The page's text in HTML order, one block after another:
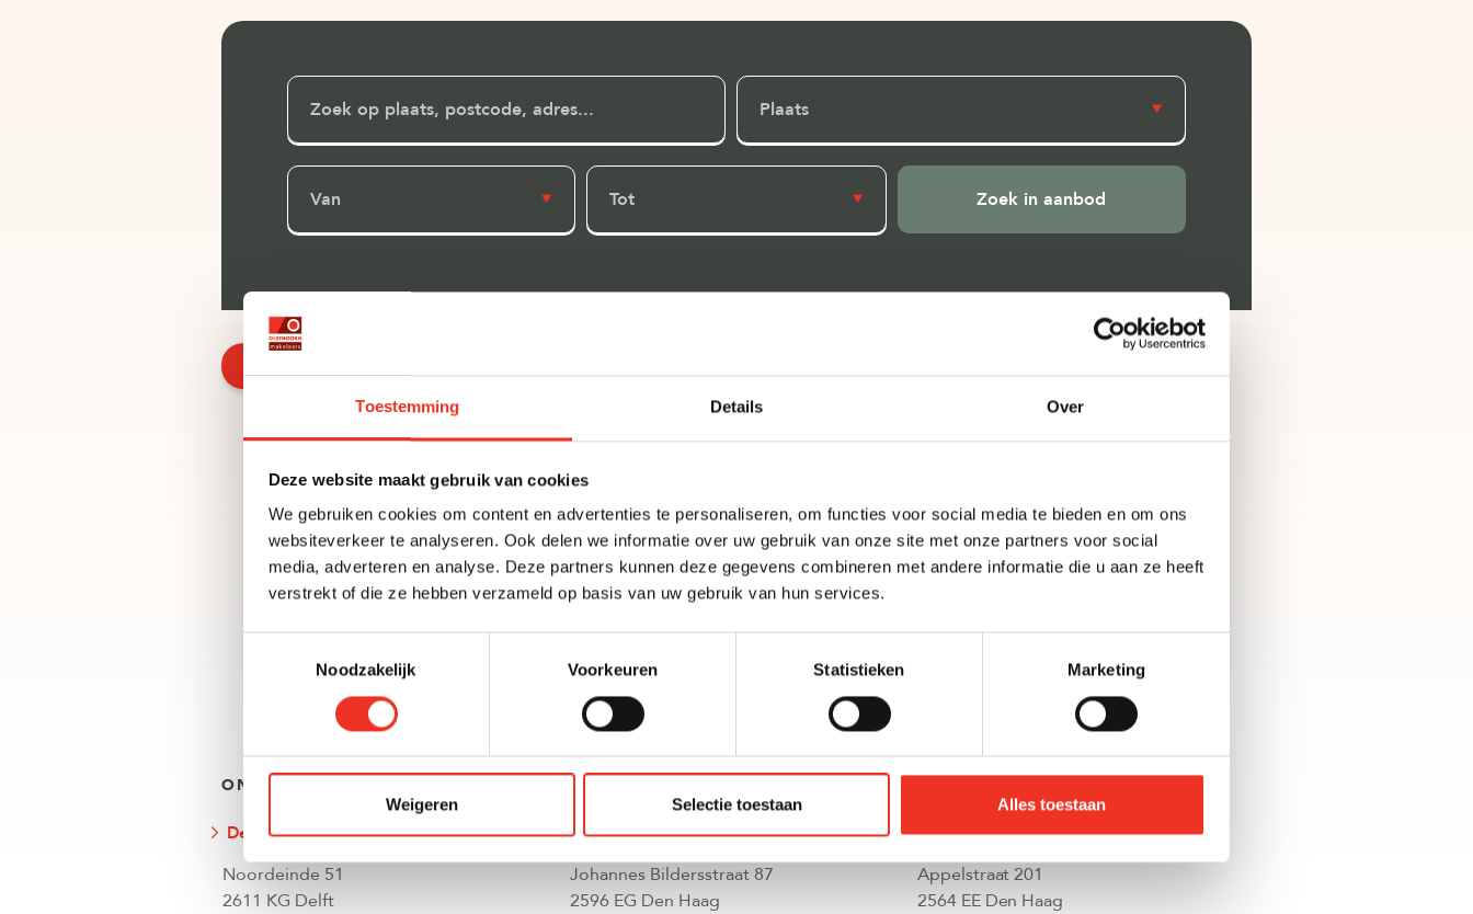
Toestemming Details Over
Deze website maakt gebruik van cookies
We gebruiken cookies om content en advertenties te personaliseren, om functies voor social media te bieden en om ons
websiteverkeer te analyseren. Ook delen we informatie over uw gebruik van onze site met onze partners voor social
media, adverteren en analyse. Deze partners kunnen deze gegevens combineren met andere informatie die u aan ze heeft
verstrekt of die ze hebben verzameld op basis van uw gebruik van hun services.
Noodzakelijk
Voorkeuren Statistieken Marketing
Weigeren Selectie toestaan Alles toestaan
Plaats
Van Tot
Nieuwbouwprojecten
ONZE VESTIGINGEN
Delft
Noordeinde 51
2611 KG Delft
Den Haag | Haagse Hout
Johannes Bildersstraat 87
2596 EG Den Haag
Den Haag | Vruchtenbuurt
Appelstraat 201
2564 EE Den Haag